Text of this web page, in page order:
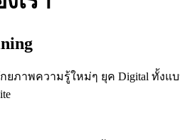
ยภาพความรู้ใหม่ๆ ยุค Digital ทั้งแ